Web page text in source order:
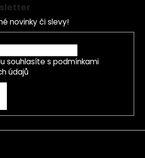
p
r
v
k
y
s
u
novinky či slevy!
souhlasíte s podmínkami
údajů